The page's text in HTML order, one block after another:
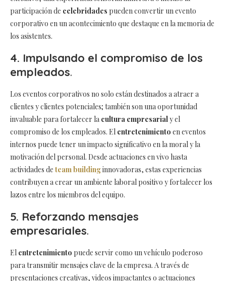
participación de celebridades pueden convertir un evento
corporativo en un acontecimiento que destaque en la memoria de
los asistentes.
4. Impulsando el compromiso de los
empleados.
Los eventos corporativos no solo están destinados a atraer a
clientes y clientes potenciales; también son una oportunidad
invaluable para fortalecer la cultura empresarialy el
compromiso de los empleados. El entretenimiento en eventos
internos puede tener un impacto significativo en la moral y la
motivación del personal. Desde actuaciones en vivo hasta
actividades de team buildinginnovadoras, estas experiencias
contribuyen a crear un ambiente laboral positivo y fortalecer los
lazos entre los miembros del equipo.
5. Reforzando mensajes
empresariales.
El entretenimiento puede servir como un vehículo poderoso
para transmitir mensajes clave de la empresa. A través de
presentaciones creativas, videos impactantes o actuaciones